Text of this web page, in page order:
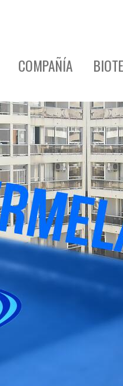
COMPAÑÍA